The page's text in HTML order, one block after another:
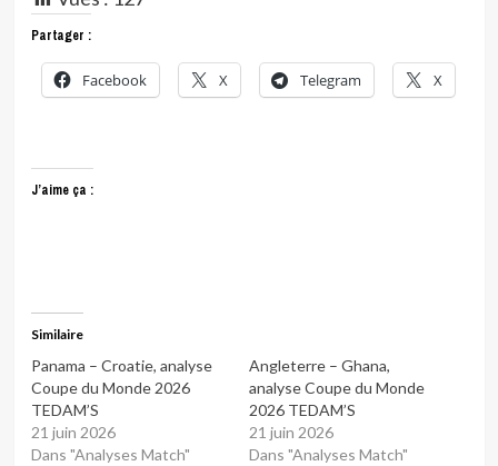
Partager :
Facebook X Telegram X
J’aime ça :
Similaire
Panama – Croatie, analyse
Coupe du Monde 2026
TEDAM’S
21 juin 2026
Dans "Analyses Match"
Angleterre – Ghana,
analyse Coupe du Monde
2026 TEDAM’S
21 juin 2026
Dans "Analyses Match"